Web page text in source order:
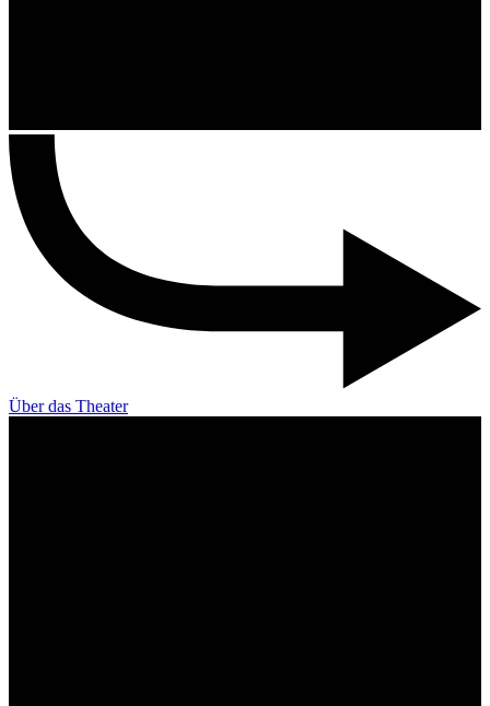
Über das Theater